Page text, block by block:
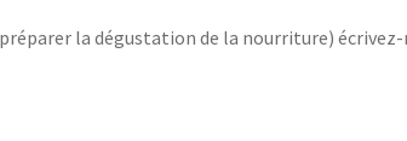
la dégustation de la nourriture)